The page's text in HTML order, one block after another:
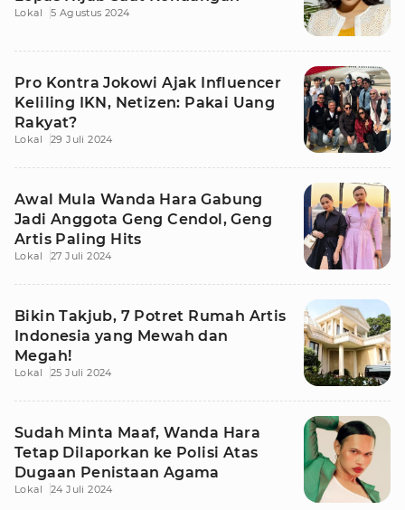
Lokal 5 Agustus 2024
Pro Kontra Jokowi Ajak Influencer
Keliling IKN, Netizen: Pakai Uang
Rakyat?
Lokal 29 Juli 2024
Awal Mula Wanda Hara Gabung
Jadi Anggota Geng Cendol, Geng
Artis Paling Hits
Lokal 27 Juli 2024
Bikin Takjub, 7 Potret Rumah Artis
Indonesia yang Mewah dan
Megah!
Lokal 25 Juli 2024
Sudah Minta Maaf, Wanda Hara
Tetap Dilaporkan ke Polisi Atas
Dugaan Penistaan Agama
Lokal 24 Juli 2024